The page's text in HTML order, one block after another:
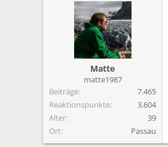
Matte
matte1987
Beiträge
7.465
Reaktionspunkte
3.604
Alter
39
Ort
Passau